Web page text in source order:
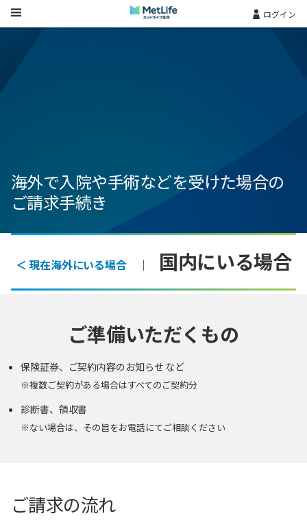
Skip Navigation ログイン
海外で入院や手術などを受けた場合の
ご請求手続き
＜ 現在海外にいる場合｜ 国内にいる場合
ご準備いただくもの
保険証券、ご契約内容のお知らせ など
※複数ご契約がある場合はすべてのご契約分
診断書、領収書
※ない場合は、その旨をお電話にてご相談ください
ご請求の流れ